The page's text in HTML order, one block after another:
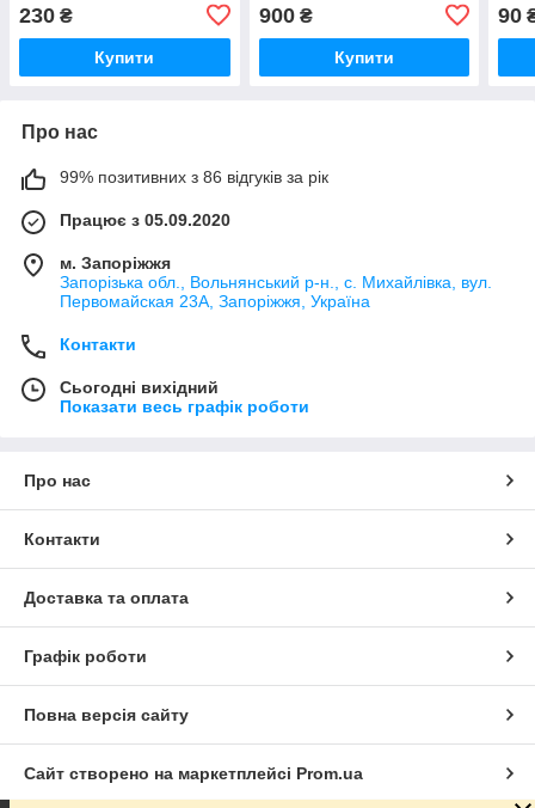
230 ₴
Купити
900₴
Купити
90
Про нас
99% позитивних з 86 відгуків за рік
Працює з 05.09.2020
м. Запоріжжя
Запорізька обл., Вольнянський р-н., с. Михайлівка, вул.
Первомайская 23А, Запоріжжя, Україна
Контакти
Сьогодні вихідний
Показати весь графік роботи
Про нас
Контакти
Доставка та оплата
Графік роботи
Повна версія сайту
Сайт створено на маркетплейсі Prom.ua